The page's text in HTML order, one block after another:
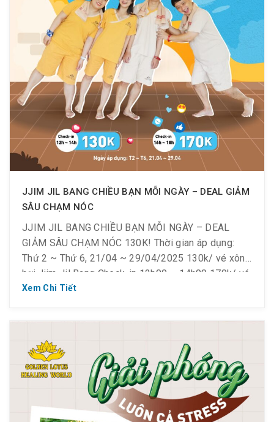
JJIM JIL BANG CHIỀU BẠN MỖI NGÀY – DEAL GIẢM
SÂU CHẠM NÓC
JJIM JIL BANG CHIỀU BẠN MỖI NGÀY – DEAL
GIẢM SÂU CHẠM NÓC 130K! Thời gian áp dụng:
Thứ 2 ~ Thứ 6, 21/04 ~ 29/04/2025 130k/ vé xông
hơi Jjim Jil Bang Check-in 12h00 ~ 14h00 170k/ vé
xông hơi Jjim Jil Bang Check-in 16h00 ~ 18h00 **
Xem Chi Tiết